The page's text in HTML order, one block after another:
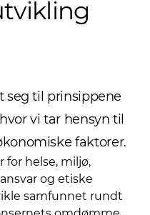
seg til prinsippene
vi tar hensyn til
faktorer.
for helse, miljø,
og etiske
samfunnet rundt